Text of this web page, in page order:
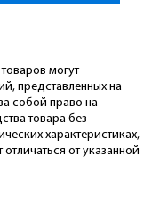
могут
представленных на
собой право на
товара без
характеристиках,
от указанной